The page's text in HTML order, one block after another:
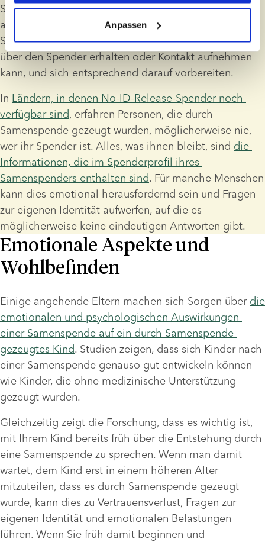
Anpassen
Spender ist, und möglicherweise Kontakt zu ihm
aufnehmen. Eltern sollten anerkennen, dass ein durch
Samenspende gezeugtes Kind später Informationen
über den Spender erhalten oder Kontakt aufnehmen
kann, und sich entsprechend darauf vorbereiten.
In Ländern, in denen No-ID-Release-Spender noch
verfügbar sind, erfahren Personen, die durch
Samenspende gezeugt wurden, möglicherweise nie,
wer ihr Spender ist. Alles, was ihnen bleibt, sind die
Informationen, die im Spenderprofil ihres
Samenspenders enthalten sind. Für manche Menschen
kann dies emotional herausfordernd sein und Fragen
zur eigenen Identität aufwerfen, auf die es
möglicherweise keine eindeutigen Antworten gibt.
Emotionale Aspekte und
Wohlbefinden
Einige angehende Eltern machen sich Sorgen über die
emotionalen und psychologischen Auswirkungen
einer Samenspende auf ein durch Samenspende
gezeugtes Kind. Studien zeigen, dass sich Kinder nach
einer Samenspende genauso gut entwickeln können
wie Kinder, die ohne medizinische Unterstützung
gezeugt wurden.
Gleichzeitig zeigt die Forschung, dass es wichtig ist,
mit Ihrem Kind bereits früh über die Entstehung durch
eine Samenspende zu sprechen. Wenn man damit
wartet, dem Kind erst in einem höheren Alter
mitzuteilen, dass es durch Samenspende gezeugt
wurde, kann dies zu Vertrauensverlust, Fragen zur
eigenen Identität und emotionalen Belastungen
führen. Wenn Sie früh damit beginnen und